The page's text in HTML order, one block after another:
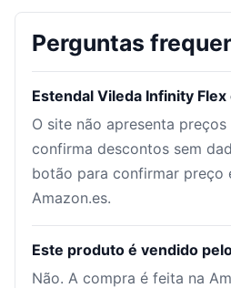
Perguntas
Estendal Vileda Infinity
O site não apresenta
confirma descontos sem
botão para confirmar preço
Amazon.es.
Este produto é vendido
Não. A compra é feita na